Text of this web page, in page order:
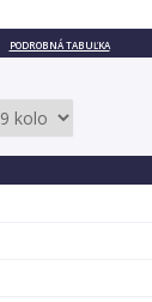
PODROBNÁ TABUĽKA